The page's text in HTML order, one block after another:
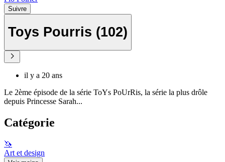
Suivre
Toys Pourris (102)
il y a 20 ans
Le 2ème épisode de la série ToYs PoUrRis, la série la plus drôle
depuis Princesse Sarah...
Catégorie
🦄
Art et design